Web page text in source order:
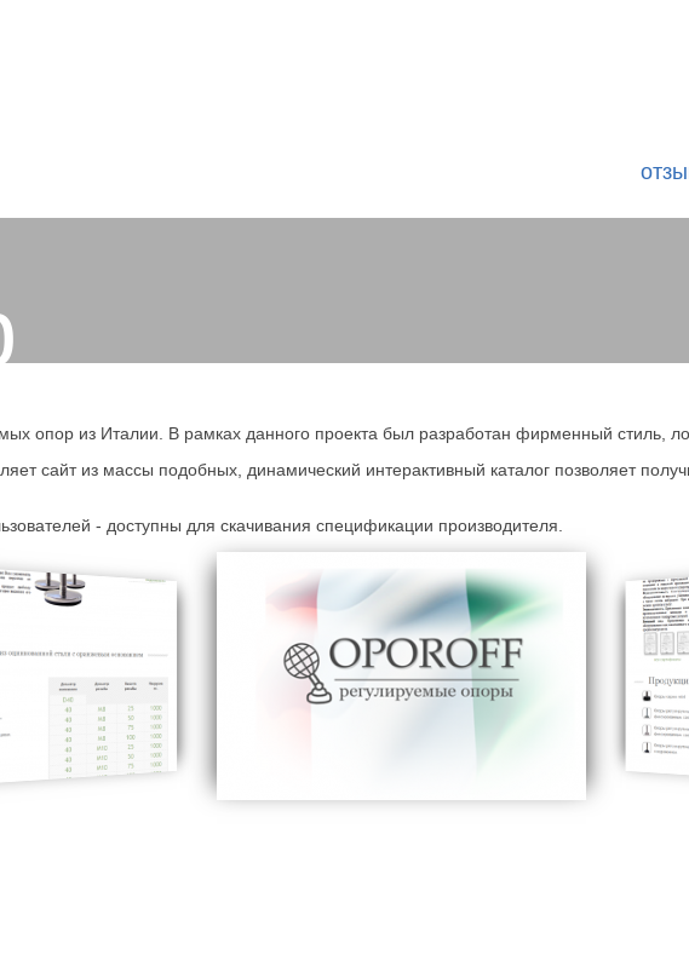
опор из Италии. В рамках данного проекта был разработан фирменный стиль,
сайт из массы подобных, динамический интерактивный каталог позволяет
- доступны для скачивания спецификации производителя.